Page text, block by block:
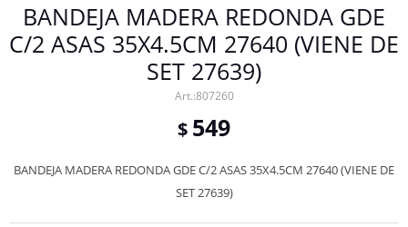
BANDEJA MADERA REDONDA GDE
C/2 ASAS 35X4.5CM 27640 (VIENE DE
SET 27639)
807260
$ 549
BANDEJA MADERA REDONDA GDE C/2 ASAS 35X4.5CM 27640 (VIENE DE
SET 27639)